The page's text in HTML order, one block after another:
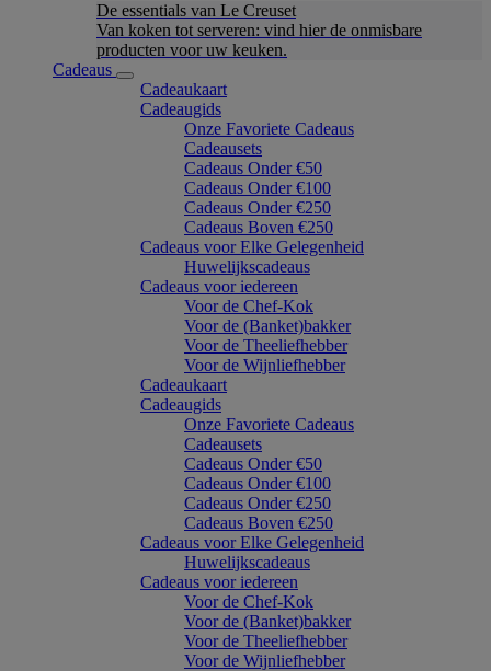
De essentials van Le Creuset
Van koken tot serveren: vind hier de onmisbare
producten voor uw keuken.
Cadeaus
Cadeaukaart
Cadeaugids
Onze Favoriete Cadeaus
Cadeausets
Cadeaus Onder €50
Cadeaus Onder €100
Cadeaus Onder €250
Cadeaus Boven €250
Cadeaus voor Elke Gelegenheid
Huwelijkscadeaus
Cadeaus voor iedereen
Voor de Chef-Kok
Voor de (Banket)bakker
Voor de Theeliefhebber
Voor de Wijnliefhebber
Cadeaukaart
Cadeaugids
Onze Favoriete Cadeaus
Cadeausets
Cadeaus Onder €50
Cadeaus Onder €100
Cadeaus Onder €250
Cadeaus Boven €250
Cadeaus voor Elke Gelegenheid
Huwelijkscadeaus
Cadeaus voor iedereen
Voor de Chef-Kok
Voor de (Banket)bakker
Voor de Theeliefhebber
Voor de Wijnliefhebber